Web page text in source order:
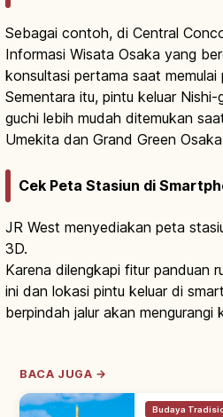
Sebagai contoh, di Central
Informasi Wisata Osaka yang
konsultasi pertama saat memulai
Sementara itu, pintu keluar
guchi lebih mudah ditemukan
Umekita dan Grand Green
Cek Peta Stasiun di
JR West menyediakan peta
3D.
Karena dilengkapi fitur panduan
ini dan lokasi pintu keluar di
berpindah jalur akan mengurangi
BACA JUGA →
Budaya